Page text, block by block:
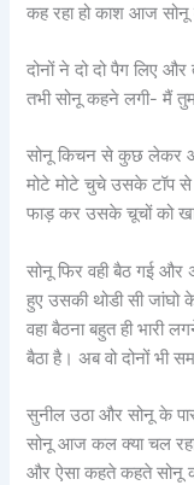
कह रहा हो काश आज सोनू
दोनों ने दो दो पैग लिए
तभी सोनू कहने लगी- मैं
सोनू किचन से कुछ लेकर
मोटे मोटे चुचे उसके टॉप
फाड़ कर उसके चूचों को
सोनू फिर वही बैठ गई
हुए उसकी थोडी सी जांघो
वहा बैठना बहुत ही भारी
बैठा है। अब वो दोनों भी
सुनील उठा और सोनू के
सोनू आज कल क्या चल
और ऐसा कहते कहते सोनू